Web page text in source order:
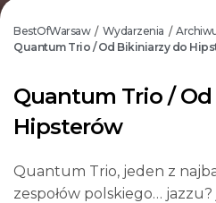
BestOfWarsaw / Wydarzenia /
Quantum Trio / Od Bikiniarzy do
Quantum Trio /
Hipsterów
Quantum Trio, jeden z
zespołów polskiego…